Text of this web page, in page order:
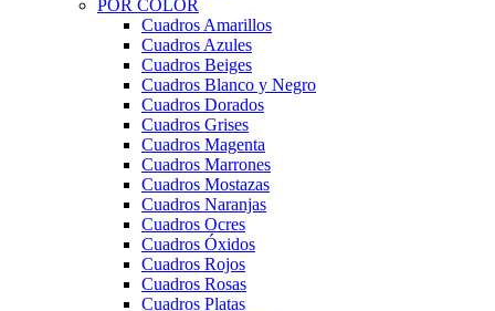
POR COLOR
Cuadros Amarillos
Cuadros Azules
Cuadros Beiges
Cuadros Blanco y Negro
Cuadros Dorados
Cuadros Grises
Cuadros Magenta
Cuadros Marrones
Cuadros Mostazas
Cuadros Naranjas
Cuadros Ocres
Cuadros Óxidos
Cuadros Rojos
Cuadros Rosas
Cuadros Platas